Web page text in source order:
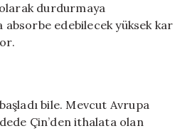
durdurmaya
edebilecek yüksek kar
bile. Mevcut Avrupa
Çin’den ithalata olan